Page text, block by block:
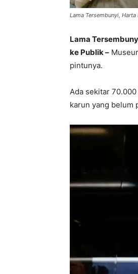
Lama Tersembunyi,
Lama
ke Publik –
pintunya.
Ada sekitar
karun yang belum